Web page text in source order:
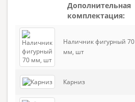
Дополнительная
комплектация:
Наличник фигурный 70
мм, шт
Карниз